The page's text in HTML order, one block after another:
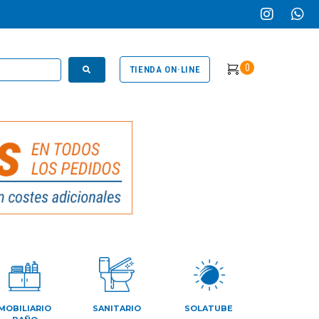
TIENDA ON·LINE 0
SANITARIO SOLATUBE